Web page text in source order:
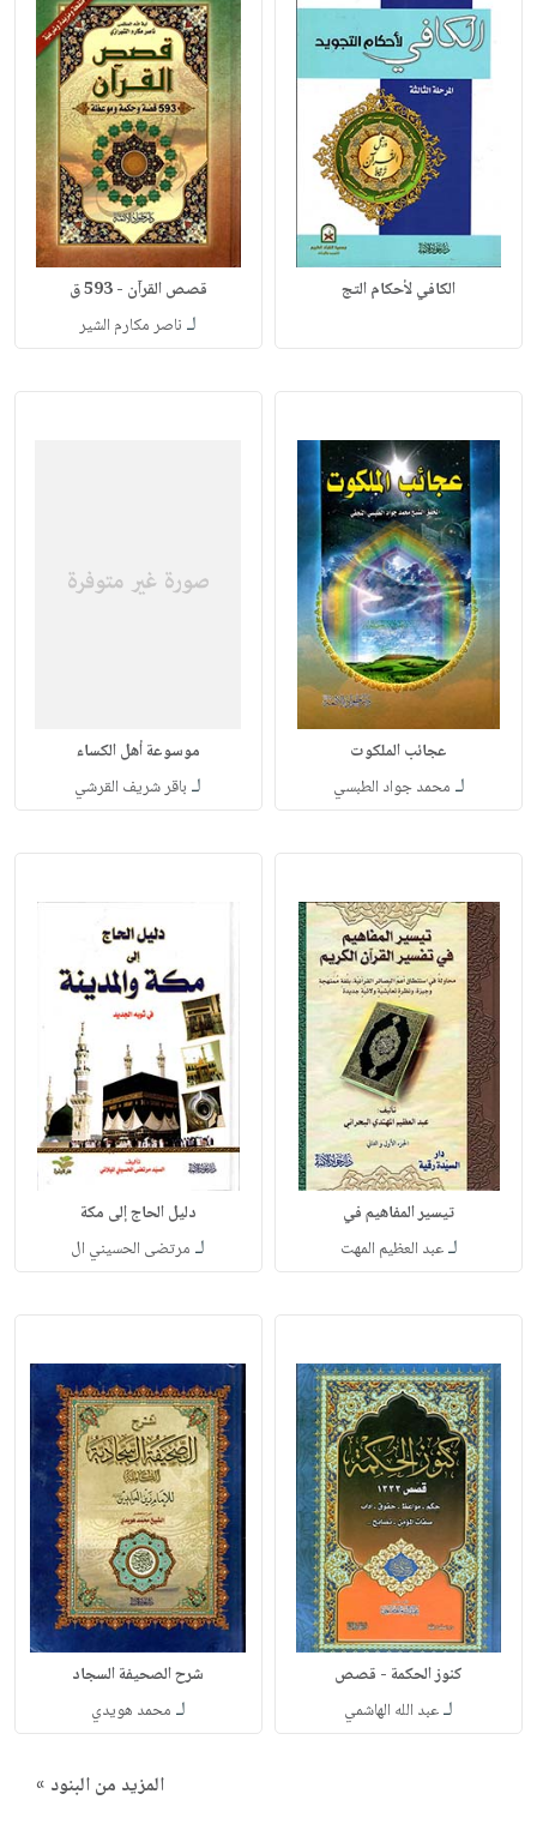
الكافي لأحكام التج قصص القرآن - 593 ق
لـ ناصر مكارم الشير
عجائب الملكوت
لـ محمد جواد الطبسي
موسوعة أهل الكساء
لـ باقر شريف القرشي
تيسير المفاهيم في
لـعبد العظيم المهت
دليل الحاج إلى مكة
لـ مرتضى الحسيني ال
كنوز الحكمة - قصص
لـعبد الله الهاشمي
شرح الصحيفة السجاد
لـ محمد هويدي
المزيد من البنود »